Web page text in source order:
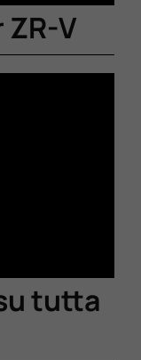
V
tutta